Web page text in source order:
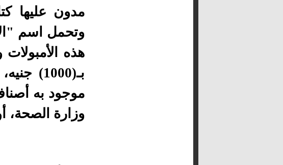
مدون عليها
وتحمل اسم
هذه
موجود به
وزارة الصحة،